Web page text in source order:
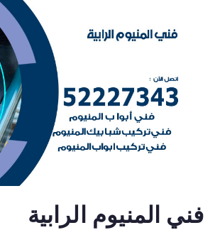
فني المنيوم الرابية